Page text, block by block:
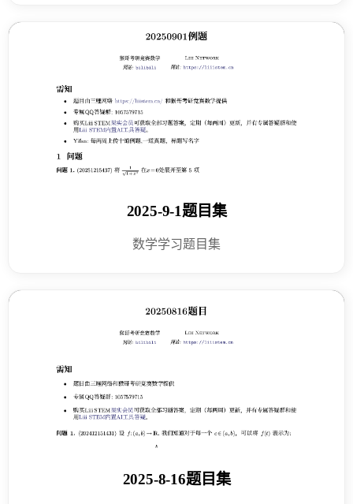
2025-9-1题目集
数学学习题目集
2025-8-16题目集